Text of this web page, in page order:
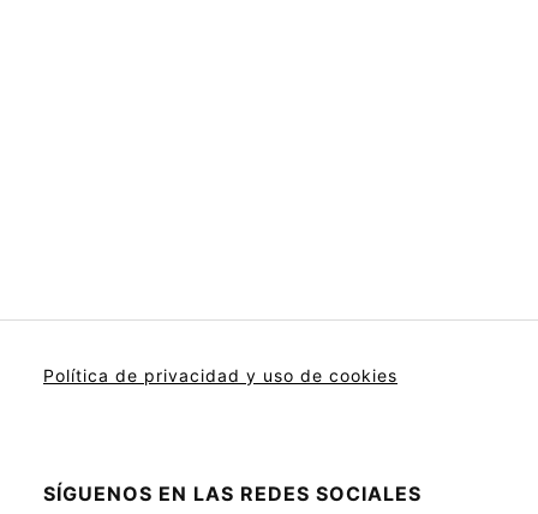
Política de privacidad y uso de cookies
SÍGUENOS EN LAS REDES SOCIALES